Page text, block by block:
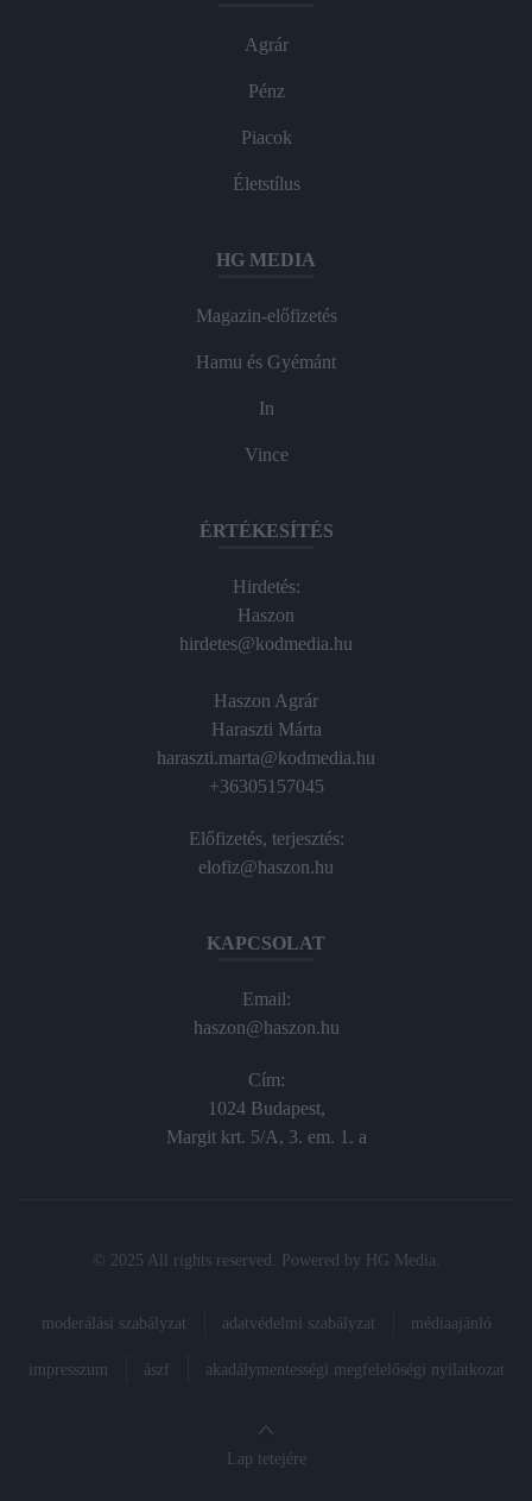
Agrár
Pénz
Piacok
Életstílus
HG MEDIA
Magazin-előfizetés
Hamu és Gyémánt
In
Vince
ÉRTÉKESÍTÉS
Hirdetés:
Haszon
hirdetes@kodmedia.hu
Haszon Agrár
Haraszti Márta
haraszti.marta@kodmedia.hu
+36305157045
Előfizetés, terjesztés:
elofiz@haszon.hu
KAPCSOLAT
Email:
haszon@haszon.hu
Cím:
1024 Budapest,
Margit krt. 5/A, 3. em. 1. a
© 2025 All rights reserved. Powered by HG Media
moderálási szabályzat adatvédelmi szabályzat médiaajánló
impresszum ászf akadálymentességi megfelelőségi nyilatkozat
Lap tetejére